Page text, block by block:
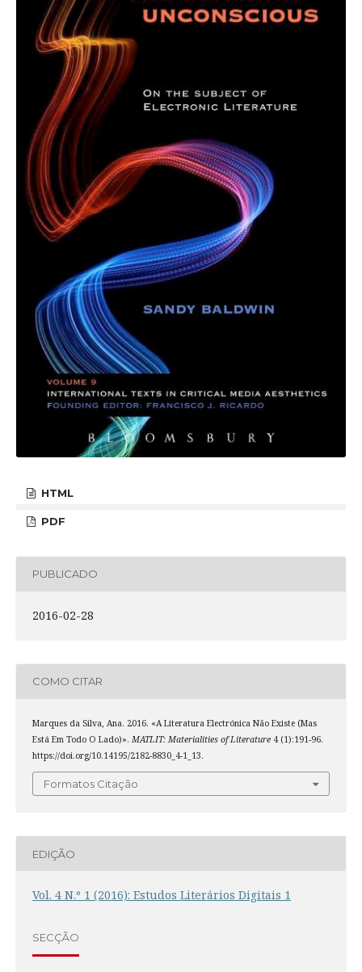
HTML
PDF
PUBLICADO
2016-02-28
COMO CITAR
Marques da Silva, Ana. 2016. «A Literatura Electrónica Não Existe (Mas
Está Em Todo O Lado)». MATLIT: Materialities of Literature4 (1):191-96.
https://doi.org/10.14195/2182-8830_4-1_13.
Formatos Citação
EDIÇÃO
Vol. 4 N.º 1 (2016): Estudos Literários Digitais 1
SECÇÃO